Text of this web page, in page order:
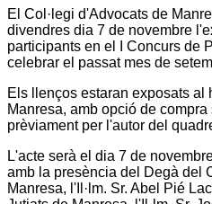
El Col·legi d'Advocats de
divendres dia 7 de novembre
participants en el I Concurs de
celebrar el passat mes de
Els llenços estaran exposats
Manresa, amb opció de
prèviament per l'autor del
L'acte serà el dia 7 de
amb la presència del Degà del
Manresa, l'Il·lm. Sr. Abel Pié